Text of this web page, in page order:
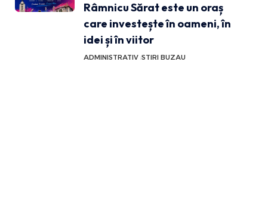
Râmnicu Sărat este un oraș
care investește în oameni, în
idei și în viitor
ADMINISTRATIV STIRI BUZAU